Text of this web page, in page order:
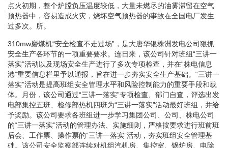
点火初期，整个炉膛负压温度较低，大量未燃尽的油雾滞留在空气
预热器中，容易造成火灾，烧坏空气预热器的事故在全国电厂发生
过多次。所。
310mw磨煤机“安全检查不走过场”，是大唐华银株洲发电公司狠抓
安全生产各环节的一项重要要求。连日来，该公司针对班组“三讲一
落实”活动以及现场安全生产进行了多次专项检查，并在“株电信息
港”重要信息栏里予以通报，旨在进一步夯实安全生产基础。“三讲一
落实”活动是提高班组安全管理水平和风险控制能力的重要手段和载
体。月份，该公司通过“三讲一落实”专项检查、部门自查，评选出发
电部集控五班、检修部热机四班为“三讲一落实”活动最好班组，并给
予奖励。该公司要求各班组进一步学习集团公司、公司、株电公司
的“三讲一落实”活动的管理办法、实施细则，严格按要求进行班前班
后会、工作票、操作票的“三讲一落实”活动，夯实班组安全管理基
础。该公司安全监察部连续对机组汽机房、集控室、锅炉房、电除